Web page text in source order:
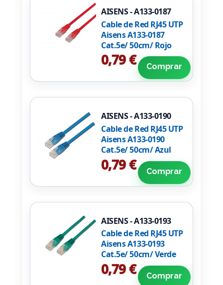
AISENS - A133-0187
Cable de Red RJ45 UTP
Aisens A133-0187
Cat.5e/ 50cm/ Rojo
0,79 € Comprar
AISENS - A133-0190
Cable de Red RJ45 UTP
Aisens A133-0190
Cat.5e/ 50cm/ Azul
0,79 € Comprar
AISENS - A133-0193
Cable de Red RJ45 UTP
Aisens A133-0193
Cat.5e/ 50cm/ Verde
0,79 € Comprar